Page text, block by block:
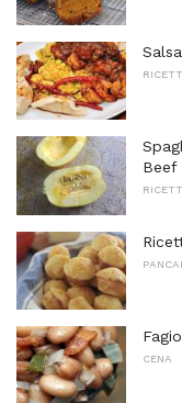
Beef
CENA